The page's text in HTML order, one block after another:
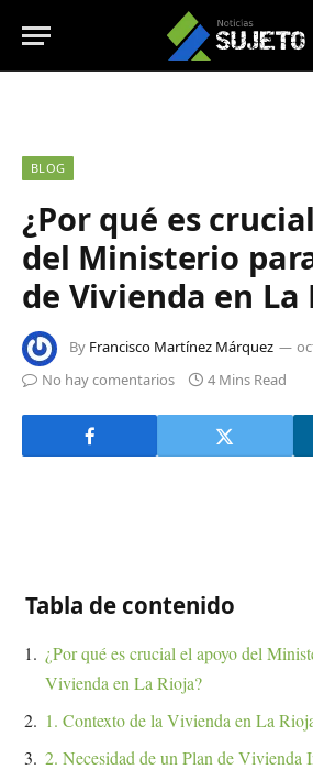
BLOG
¿Por qué es
del Ministerio
de Vivienda en La
By Francisco Martínez Márquez
No hay comentarios
4 Mins Read
Tabla de contenido
¿Por qué es crucial el apoyo del
Vivienda en La Rioja?
1. Contexto de la Vivienda en La
2. Necesidad de un Plan de Vivienda